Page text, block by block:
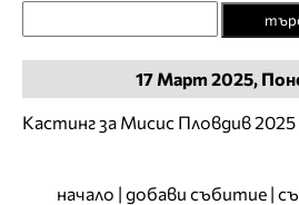
17 Март 2025,
Кастинг за Мисис Пловдив 2025
начало | добави събитие |